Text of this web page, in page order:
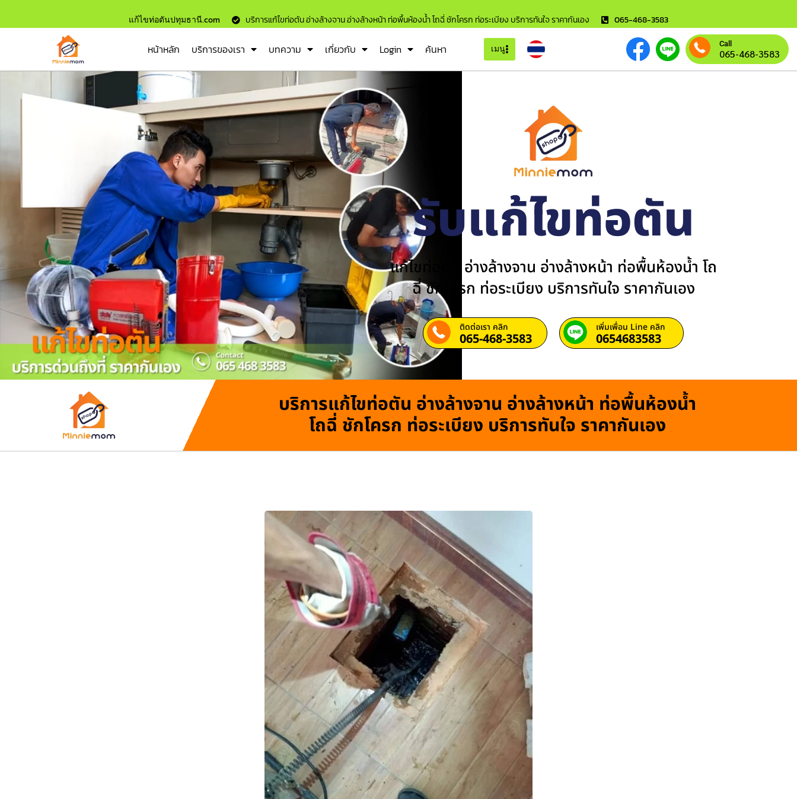
แก้ไขท่อตันปทุมธานี.com บริการแก้ไขท่อตัน อ่างล้างจาน อ่างล้างหน้า ท่อพื้นห้องน้ำ โถฉี่ ชักโครก ท่อระเบียง บริการทันใจ ราคากันเอง 065-468-3583
หน้าหลัก บริการของเรา บทความ เกี่ยวกับ Login ค้นหา เมนู Call
065-468-3583
รับแก้ไขท่อตัน
แก้ไขท่อตัน อ่างล้างจาน อ่างล้างหน้า ท่อพื้นห้องน้ำ โถ
ฉี่ ชักโครก ท่อระเบียง บริการทันใจ ราคากันเอง
ติดต่อเรา คลิก
065-468-3583
เพิ่มเพื่อน Line คลิก
0654683583
บริการแก้ไขท่อตัน อ่างล้างจาน อ่างล้างหน้า ท่อพื้นห้องน้ำ
โถฉี่ ชักโครก ท่อระเบียง บริการทันใจ ราคากันเอง